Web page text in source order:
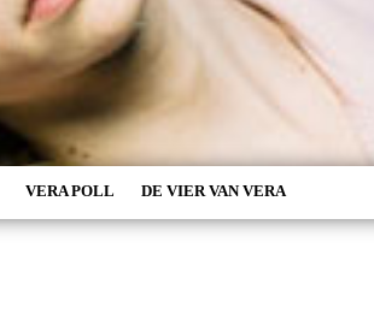
VERA POLL DE VIER VAN VERA